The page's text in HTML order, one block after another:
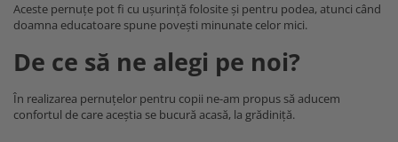
Aceste pernuțe pot fi cu ușurință folosite și pentru podea, atunci când
doamna educatoare spune povești minunate celor mici.
De ce să ne alegi pe noi?
În realizarea pernuțelor pentru copii ne-am propus să aducem
confortul de care aceștia se bucură acasă, la grădiniță.